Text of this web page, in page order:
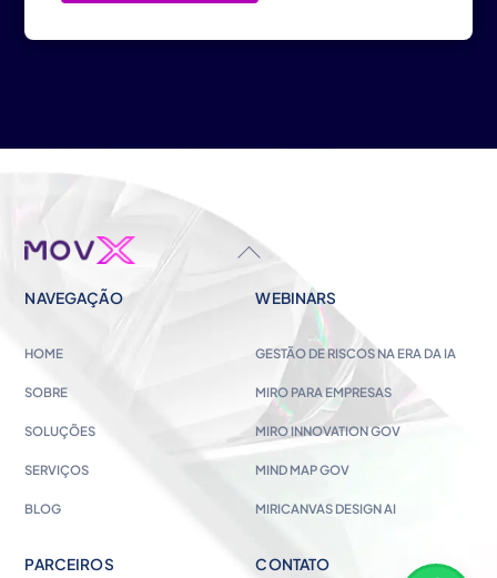
BACK
TOP
NAVEGAÇÃO
HOME
SOBRE
SOLUÇÕES
SERVIÇOS
BLOG
WEBINARS
GESTÃO DE RISCOS NA ERA DA IA
MIRO PARA EMPRESAS
MIRO INNOVATION GOV
MIND MAP GOV
MIRICANVAS DESIGN AI
PARCEIROS CONTATO